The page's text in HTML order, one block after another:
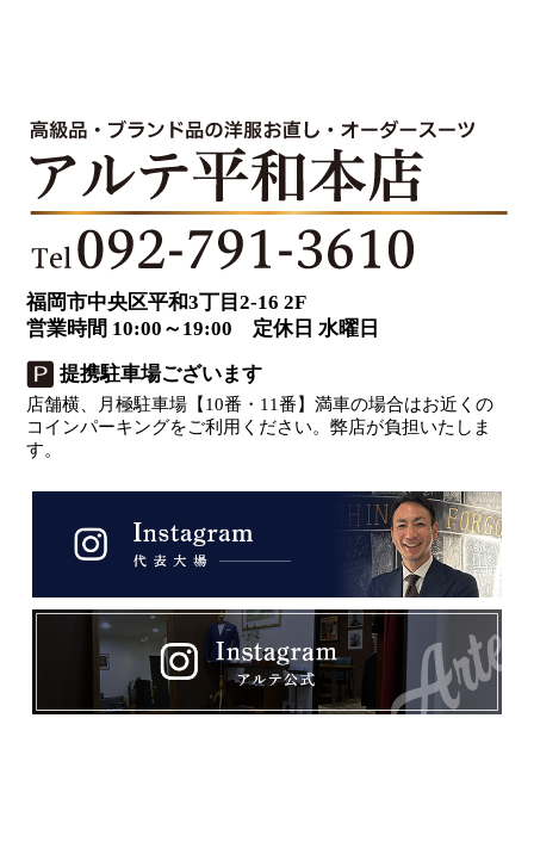
福岡市中央区平和3丁目2-16 2F
営業時間 10:00～19:00 定休日 水曜日
提携駐車場ございます
店舗横、月極駐車場【10番・11番】満車の場合はお近くの
コインパーキングをご利用ください。弊店が負担いたしま
す。